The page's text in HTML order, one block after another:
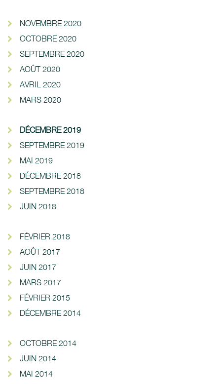
NOVEMBRE 2020
OCTOBRE 2020
SEPTEMBRE 2020
AOÛT 2020
AVRIL 2020
MARS 2020
DÉCEMBRE 2019
SEPTEMBRE 2019
MAI 2019
DÉCEMBRE 2018
SEPTEMBRE 2018
JUIN 2018
FÉVRIER 2018
AOÛT 2017
JUIN 2017
MARS 2017
FÉVRIER 2015
DÉCEMBRE 2014
OCTOBRE 2014
JUIN 2014
MAI 2014